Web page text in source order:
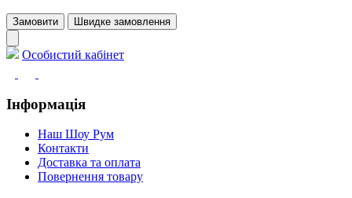
Замовити Швидке замовлення
Особистий кабінет
Інформація
Наш Шоу Рум
Контакти
Доставка та оплата
Повернення товару